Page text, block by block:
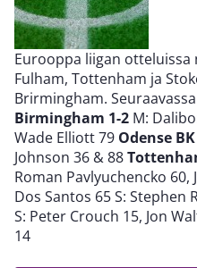
Eurooppa liigan
Fulham, Tottenham ja
Brirmingham.
Birmingham 1-2 M:
Wade Elliott 79 Odense
Johnson 36 & 88
Roman Pavlyuchencko 60,
Dos Santos 65 S: Stephen
S: Peter Crouch 15, Jon
14